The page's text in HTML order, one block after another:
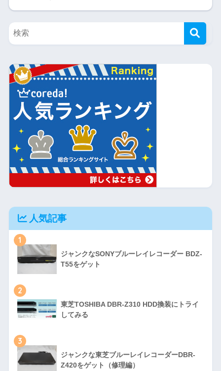
人気記事
1
ジャンクなSONYブルーレイレコーダー BDZ-
T55をゲット
2
東芝TOSHIBA DBR-Z310 HDD換装にトライ
してみる
3
ジャンクな東芝ブルーレイレコーダーDBR-
Z420をゲット（修理編）